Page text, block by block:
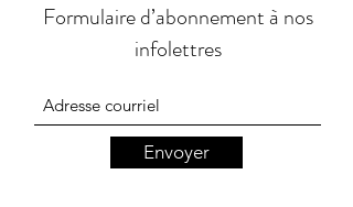
Formulaire d’abonnement à nos
infolettres
Envoyer